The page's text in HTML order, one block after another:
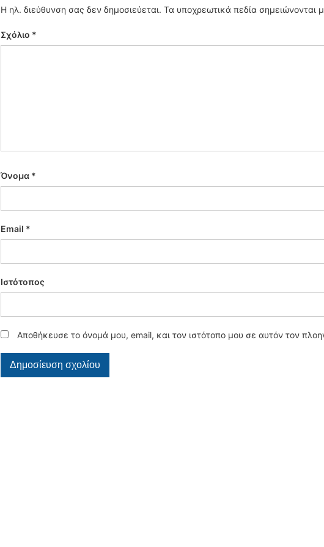
Η ηλ. διεύθυνση σας δεν δημοσιεύεται. Τα υποχρεωτικά πεδία σημειώνονται
Σχόλιο *
Όνομα *
Email *
Ιστότοπος
Αποθήκευσε το όνομά μου, email, και τον ιστότοπο μου σε αυτόν τον